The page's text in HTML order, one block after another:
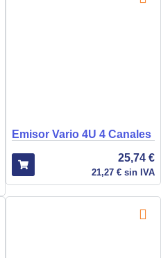
Emisor Vario 4U 4 Canales
25,74 €
21,27 € sin IVA